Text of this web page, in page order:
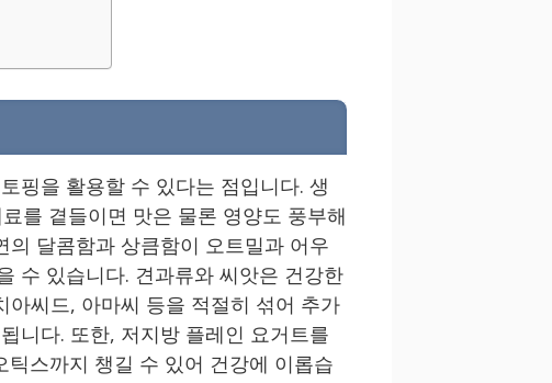
핑을 활용할 수 있다는 점입니다. 생
를 곁들이면 맛은 물론 영양도 풍부해
달콤함과 상큼함이 오트밀과 어우
수 있습니다. 견과류와 씨앗은 건강한
씨드, 아마씨 등을 적절히 섞어 추가
니다. 또한, 저지방 플레인 요거트를
스까지 챙길 수 있어 건강에 이롭습